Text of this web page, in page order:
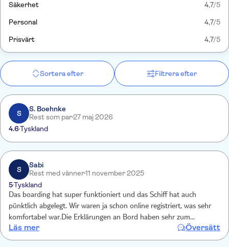
Säkerhet 4,7/5
Personal 4,7/5
Prisvärt 4,7/5
Sortera efter Filtrera efter
S
S. Boehnke
Rest som par27 maj 2026
4.6Tyskland
S
Sabi
Rest med vänner11 november 2025
5Tyskland
Das boarding hat super funktioniert und das Schiff hat auch
pünktlich abgelegt. Wir waren ja schon online registriert, was sehr
komfortabel war.Die Erklärungen an Bord haben sehr zum
Hintergrundwissen für uns beigetragen und waren auch nicht so
langweilig. Der Service war sehr gut. Zudem war es eine interessante
Läs mer Översätt